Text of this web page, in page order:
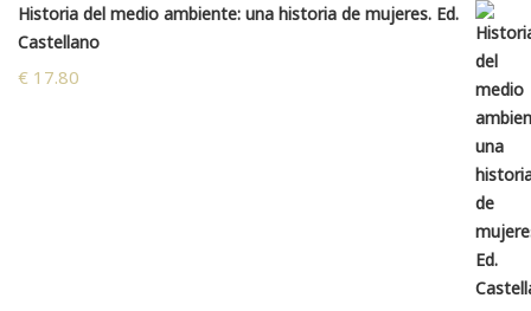
Historia del medio ambiente: una historia de mujeres. Ed.
Castellano
€ 17.80